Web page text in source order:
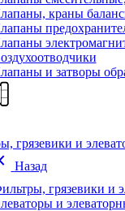
краны
и затворы
грязевики и
Назад
грязевики и
и